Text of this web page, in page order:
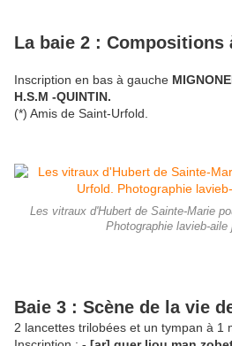
La baie 2 : Compositions
Inscription en bas à gauche
H.S.M -QUINTIN.
(*) Amis de Saint-Urfold.
Les vitraux d'Hubert de Sainte-Marie
Photographie lavieb-aile
Baie 3 : Scène de la vie
2 lancettes trilobées et un tympan à 1